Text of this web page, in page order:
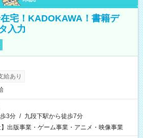
宅！KADOKAWA！書籍デ
入力
給あり
3分 / 九段下駅から徒歩7分
】出版事業・ゲーム事業・アニメ・映像事業